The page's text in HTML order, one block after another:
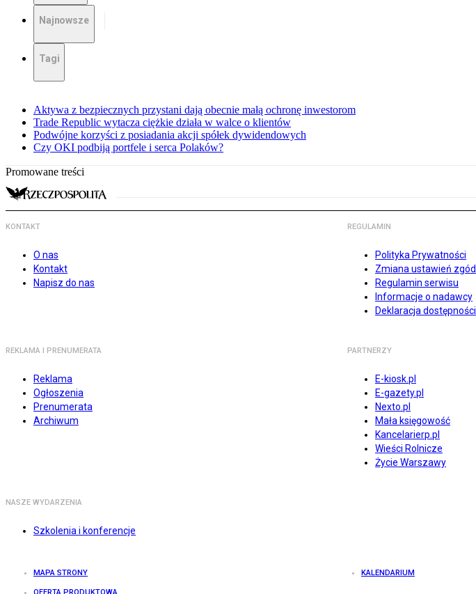
Najnowsze
Tagi
Aktywa z bezpiecznych przystani dają obecnie małą ochronę inwestorom
Trade Republic wytacza ciężkie działa w walce o klientów
Podwójne korzyści z posiadania akcji spółek dywidendowych
Czy OKI podbiją portfele i serca Polaków?
Promowane treści
KONTAKT
O nas
Kontakt
Napisz do nas
REGULAMIN
Polityka Prywatności
Zmiana ustawień zgód
Regulamin serwisu
Informacje o nadawcy
Deklaracja dostępności
REKLAMA I PRENUMERATA
Reklama
Ogłoszenia
Prenumerata
Archiwum
PARTNERZY
E-kiosk.pl
E-gazety.pl
Nexto.pl
Mała księgowość
Kancelarierp.pl
Wieści Rolnicze
Życie Warszawy
NASZE WYDARZENIA
Szkolenia i konferencje
MAPA STRONY KALENDARIUM